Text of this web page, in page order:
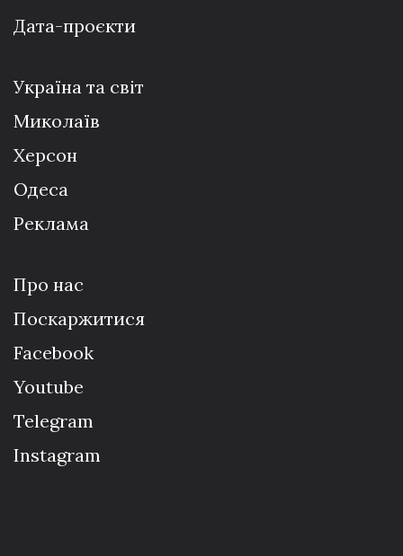
Дата-проєкти
Україна та світ
Миколаїв
Херсон
Одеса
Реклама
Про нас
Поскаржитися
Facebook
Youtube
Telegram
Instagram